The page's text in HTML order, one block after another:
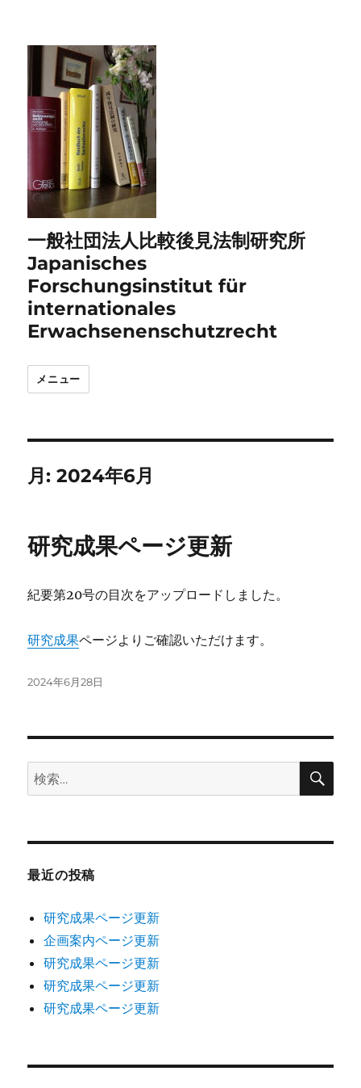
一般社団法人比較後見法制研究所
Japanisches
Forschungsinstitut für
internationales
Erwachsenenschutzrecht
メニュー
月:2024年6月
研究成果ページ更新
紀要第20号の目次をアップロードしました。
研究成果ページよりご確認いただけます。
投
2024年6月28日
検
索:
検
最近の投稿
研究成果ページ更新
企画案内ページ更新
研究成果ページ更新
研究成果ページ更新
研究成果ページ更新